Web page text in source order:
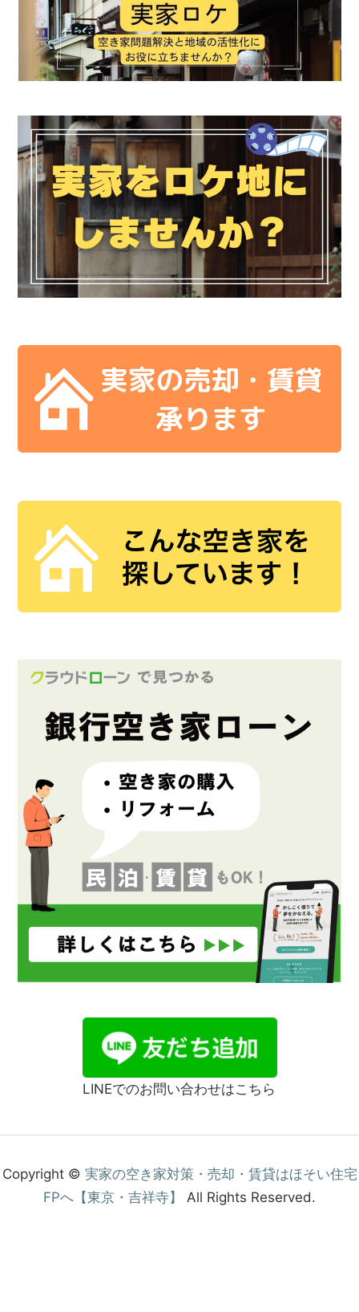
LINEでのお問い合わせはこちら
Copyright © 実家の空き家対策・売却・賃貸はほそい住宅
FPへ【東京・吉祥寺】
All Rights Reserved.